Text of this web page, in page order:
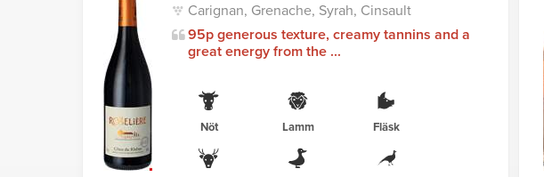
Carignan, Grenache, Syrah, Cinsault
95p generous texture, creamy tannins and a
great energy from the ...
Nöt Lamm Fläsk